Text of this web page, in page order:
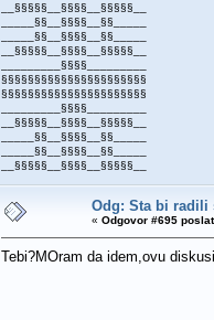
__§§§§§__§§§§__§§§§§__
_____§§__§§§§__§§_____
_____§§__§§§§__§§_____
__§§§§§__§§§§__§§§§§__
_________§§§§_________
§§§§§§§§§§§§§§§§§§§§§§
§§§§§§§§§§§§§§§§§§§§§§
_________§§§§_________
__§§§§§__§§§§__§§§§§__
_____§§__§§§§__§§_____
_____§§__§§§§__§§_____
__§§§§§__§§§§__§§§§§__
Odg: Sta bi radili
« Odgovor #695
Tebi?MOram da idem,ovu